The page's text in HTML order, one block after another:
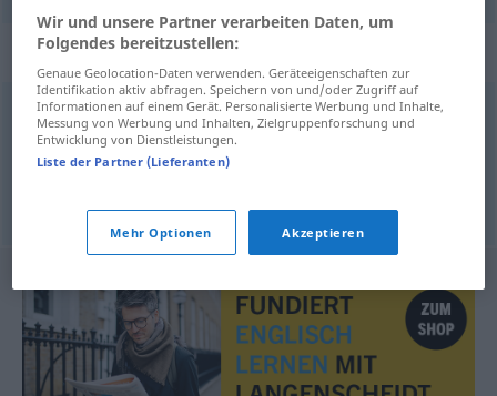
Synonyme für "Wortgut"
Vokabular,Sprachgut,Lexikon (fachspr.),Sprachschatz
Wortschatz,Lexik
© OpenThesaurus.de
Wir und unsere Partner verarbeiten Daten, um
Folgendes bereitzustellen:
Genaue Geolocation-Daten verwenden. Geräteeigenschaften zur
Identifikation aktiv abfragen. Speichern von und/oder Zugriff auf
Informationen auf einem Gerät. Personalisierte Werbung und Inhalte,
Messung von Werbung und Inhalten, Zielgruppenforschung und
Entwicklung von Dienstleistungen.
Liste der Partner (Lieferanten)
Mehr Optionen Akzeptieren